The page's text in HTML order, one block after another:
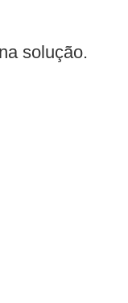
solução.